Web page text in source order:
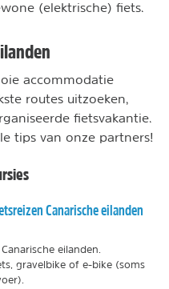
(elektrische) fiets.
accommodatie
routes uitzoeken,
fietsvakantie.
tips van onze partners!
Canarische eilanden
eilanden.
gravelbike of e-bike (soms